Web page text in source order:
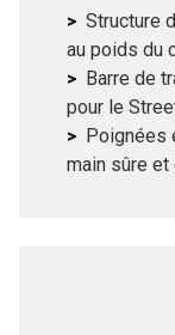
Structure
au poids du
Barre de
pour le